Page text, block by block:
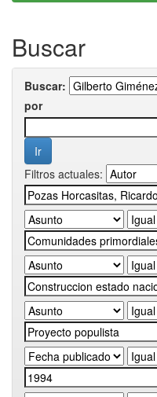
Buscar
Buscar:
por
Filtros actuales: